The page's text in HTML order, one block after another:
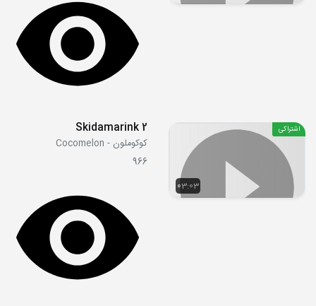
03:03
اشتراکی Skidamarink 2
کوکوملون - Cocomelon
966